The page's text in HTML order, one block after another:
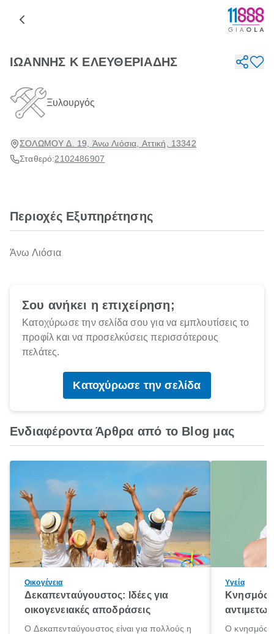
ΙΩΑΝΝΗΣ Κ ΕΛΕΥΘΕΡΙΑΔΗΣ
Ξυλουργός
ΣΟΛΩΜΟΥ Δ. 19, Άνω Λιόσια, Αττική, 13342
Σταθερό:2102486907
Περιοχές Εξυπηρέτησης
Άνω Λιόσια
Σου ανήκει η επιχείρηση;
Κατοχύρωσε την σελίδα σου για να εμπλουτίσεις το
προφίλ και να προσελκύσεις περισσότερους
πελάτες.
Κατοχύρωσε την σελίδα
Ενδιαφέροντα Άρθρα από το Blog μας
Οικογένεια
Δεκαπενταύγουστος: Ιδέες για
οικογενειακές αποδράσεις
Ο Δεκαπενταύγουστος είναι για πολλούς η
Υγεία
Κνησμός:
Ο κνησμός